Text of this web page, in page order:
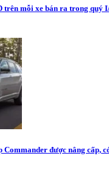
trên mỗi xe bán ra trong quý
Commander được nâng cấp,